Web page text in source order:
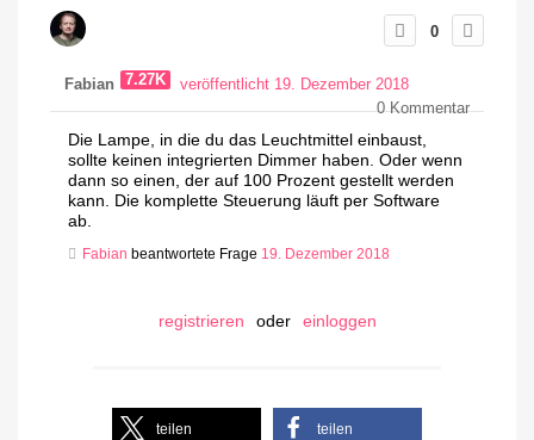
0
Fabian 7.27K
veröffentlicht 19. Dezember 2018
0Kommentar
Die Lampe, in die du das Leuchtmittel einbaust,
sollte keinen integrierten Dimmer haben. Oder wenn
dann so einen, der auf 100 Prozent gestellt werden
kann. Die komplette Steuerung läuft per Software
ab.
Fabian beantwortete Frage 19. Dezember 2018
registrieren oder einloggen
teilen teilen